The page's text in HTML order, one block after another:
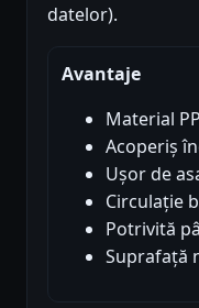
datelor).
Avantaje
Material
Acoperiș
Ușor de
Circulație
Potrivită
Suprafață